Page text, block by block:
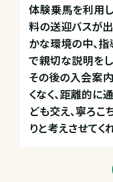
体験乗馬を利用
料の送迎バスが
かな環境の中、
で親切な説明をし
その後の入会案
くなく、距離的
ども交え、寧ろこ
りと考えさせてく